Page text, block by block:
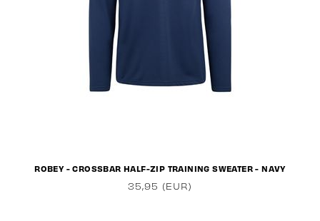
ROBEY - CROSSBAR HALF-ZIP TRAINING SWEATER - NAVY
35,95 (EUR)